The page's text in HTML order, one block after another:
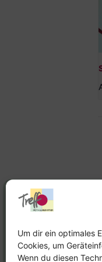
Um dir ein optimales
Cookies, um
Wenn du diesen
Stadtteilhaus
Tel.:09131-
E-Mail: